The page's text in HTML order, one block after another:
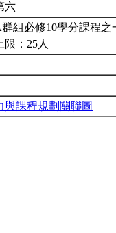
六
組必修10學分課程之
限：25人
與課程規劃關聯圖